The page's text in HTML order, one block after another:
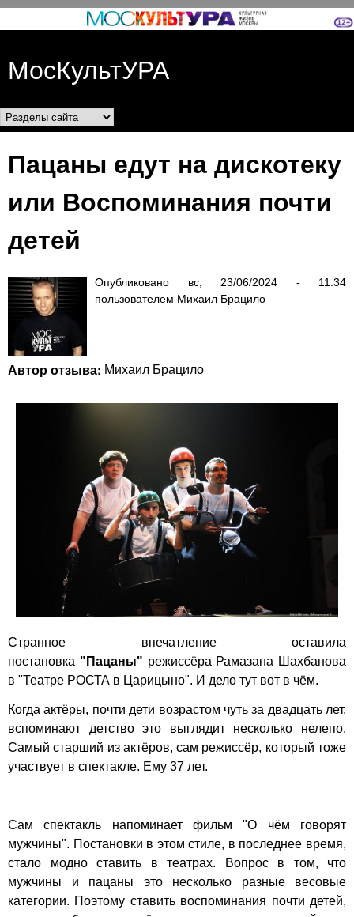
Перейти к основному
МосКультУРА
Разделы сайта
Пацаны едут на дискотеку
или Воспоминания почти
детей
Опубликовано вс, 23/06/2024 - 11:34
пользователем Михаил Брацило
Автор отзыва: Михаил Брацило
Странное впечатление оставила
постановка "Пацаны" режиссёра Рамазана Шахбанова
в "Театре РОСТА в Царицыно". И дело тут вот в чём.
Когда актёры, почти дети возрастом чуть за двадцать лет,
вспоминают детство это выглядит несколько нелепо.
Самый старший из актёров, сам режиссёр, который тоже
участвует в спектакле. Ему 37 лет.
Сам спектакль напоминает фильм "О чём говорят
мужчины". Постановки в этом стиле, в последнее время,
стало модно ставить в театрах. Вопрос в том, что
мужчины и пацаны это несколько разные весовые
категории. Поэтому ставить воспоминания почти детей,